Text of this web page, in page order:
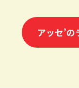
アッセ’